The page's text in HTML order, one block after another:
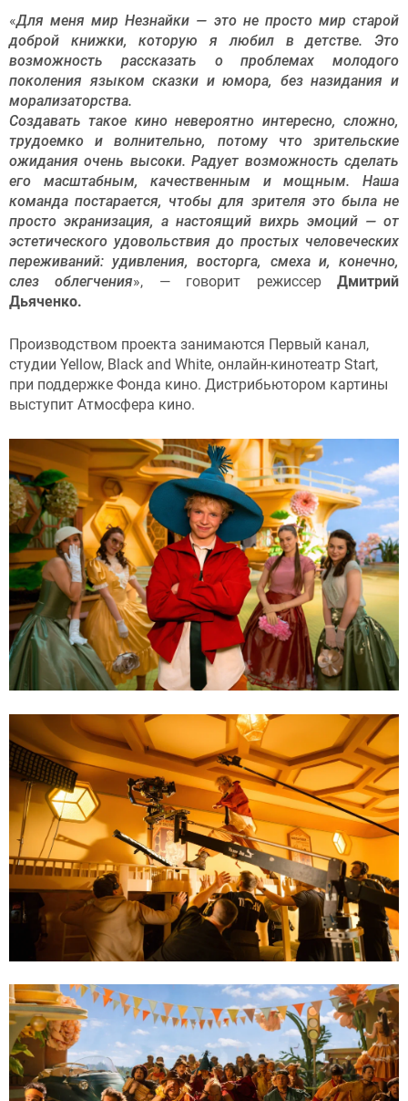
«Для меня мир Незнайки — это не просто мир старой
доброй книжки, которую я любил в детстве. Это
возможность рассказать о проблемах молодого
поколения языком сказки и юмора, без назидания и
морализаторства.
Создавать такое кино невероятно интересно, сложно,
трудоемко и волнительно, потому что зрительские
ожидания очень высоки. Радует возможность сделать
его масштабным, качественным и мощным. Наша
команда постарается, чтобы для зрителя это была не
просто экранизация, а настоящий вихрь эмоций — от
эстетического удовольствия до простых человеческих
переживаний: удивления, восторга, смеха и, конечно,
слез облегчения», — говорит режиссерДмитрий
Дьяченко.
Производством проекта занимаются Первый канал,
студии Yellow, Black and White, онлайн-кинотеатр Start,
при поддержке Фонда кино. Дистрибьютором картины
выступит Атмосфера кино.